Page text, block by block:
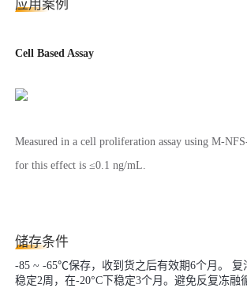
应用案例
Cell Based Assay
Measured in a cell proliferation assay using M-
for this effect is ≤0.1 ng/mL.
储存条件
-85 ~ -65℃保存，收到货之后有效期6个月。 复
稳定2周，在-20°C下稳定3个月。避免反复冻融